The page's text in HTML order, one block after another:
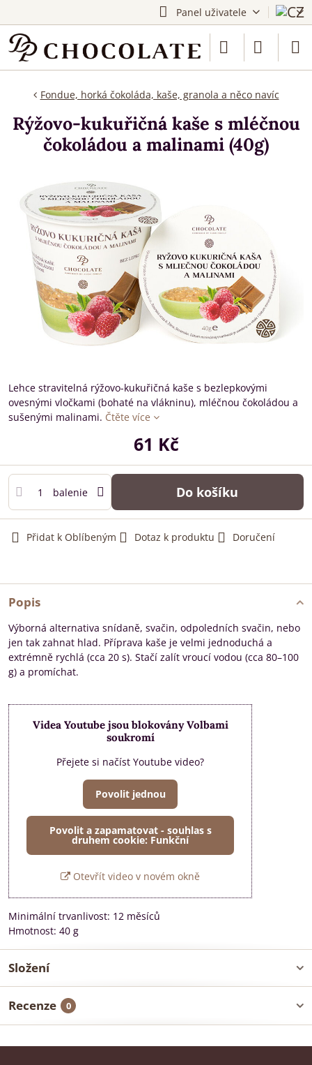
Panel uživatele
Fondue, horká čokoláda, kaše, granola a něco navíc
Rýžovo-kukuřičná kaše s mléčnou
čokoládou a malinami (40g)
Lehce stravitelná rýžovo-kukuřičná kaše s bezlepkovými
ovesnými vločkami (bohaté na vlákninu), mléčnou čokoládou a
sušenými malinami. Čtěte více
61 Kč
balenie Do košíku
Přidat k Oblíbeným Dotaz k produktu Doručení
Popis
Výborná alternativa snídaně, svačin, odpoledních svačin, nebo
jen tak zahnat hlad. Příprava kaše je velmi jednoduchá a
extrémně rychlá (cca 20 s). Stačí zalít vroucí vodou (cca 80–100
g) a promíchat.
Videa Youtube jsou blokovány Volbami
soukromí
Přejete si načíst Youtube video?
Povolit jednou
Povolit a zapamatovat - souhlas s
druhem cookie: Funkční
Otevřít video v novém okně
Minimální trvanlivost: 12 měsíců
Hmotnost: 40 g
Složení
Recenze 0